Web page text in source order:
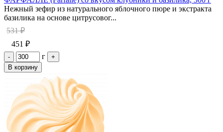
Нежный зефир из натурального яблочного пюре и экстракта
базилика на основе цитрусовог...
531 ₽
451 ₽
- г
+
В корзину